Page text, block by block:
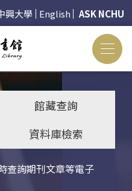
興大學 English ASK NCHU
館藏查詢
資料庫檢索
查詢期刊文章等電子